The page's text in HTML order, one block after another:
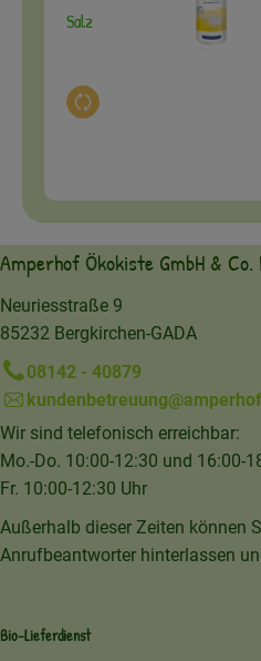
Salz
Auswahl ändern
Amperhof Ökokiste GmbH & Co.
Neuriesstraße 9
85232 Bergkirchen-GADA
08142 - 40879
Wir sind telefonisch erreichbar:
Mo.-Do. 10:00-12:30 und 16:00-
Fr. 10:00-12:30 Uhr
Außerhalb dieser Zeiten können
Anrufbeantworter hinterlassen
Bio-Lieferdienst